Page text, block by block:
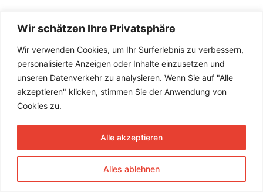
Wir schätzen Ihre Privatsphäre
Wir verwenden Cookies, um Ihr Surferlebnis zu verbessern,
personalisierte Anzeigen oder Inhalte einzusetzen und
unseren Datenverkehr zu analysieren. Wenn Sie auf "Alle
akzeptieren" klicken, stimmen Sie der Anwendung von
Cookies zu.
Alles ablehnen
Alle akzeptieren